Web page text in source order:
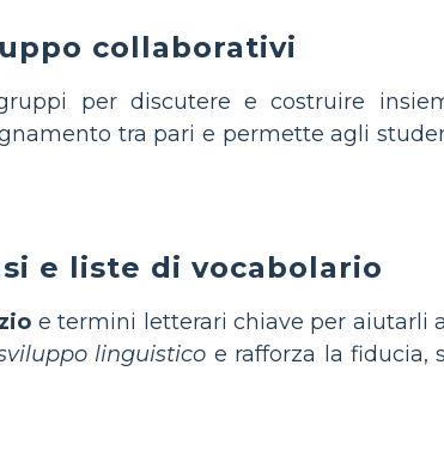
collaborativi
per discutere e costruire
tra pari e permette agli
e liste di vocabolario
e termini letterari chiave per aiutarli
linguistico e rafforza la fiducia,